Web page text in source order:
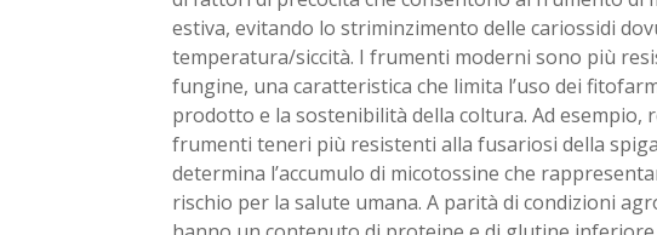
estiva, evitando lo striminzimento delle cariossidi
temperatura/siccità. I frumenti moderni sono più
fungine, una caratteristica che limita l’uso dei
prodotto e la sostenibilità della coltura. Ad esempio,
frumenti teneri più resistenti alla fusariosi della
determina l’accumulo di micotossine che
rischio per la salute umana. A parità di condizioni